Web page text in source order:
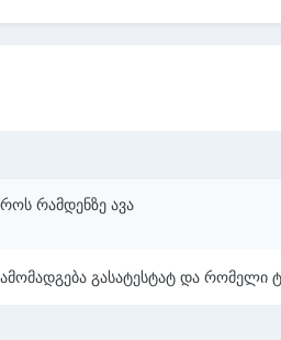
რამდენზე ავა
გასატესტატ და რომელი